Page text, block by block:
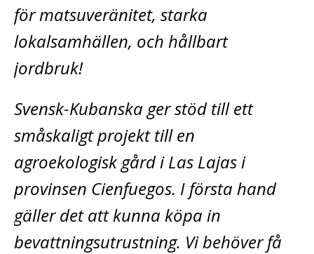
för matsuveränitet, starka
lokalsamhällen, och hållbart
jordbruk!
Svensk-Kubanska ger stöd till ett
småskaligt projekt till en
agroekologisk gård i Las Lajas i
provinsen Cienfuegos. I första hand
gäller det att kunna köpa in
bevattningsutrustning. Vi behöver få